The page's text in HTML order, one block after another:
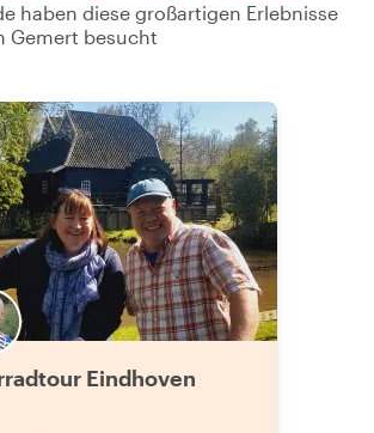
haben diese großartigen Erlebnisse
Gemert besucht
Eindhoven